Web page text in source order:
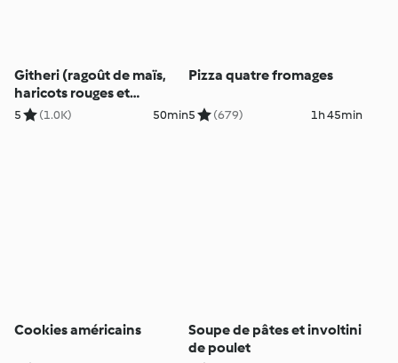
Githeri (ragoût de maïs,
haricots rouges et
crevettes)
5 (1.0K) 50min
Pizza quatre fromages
5 (679) 1h 45min
Cookies américains
Soupe de pâtes et involtini
de poulet